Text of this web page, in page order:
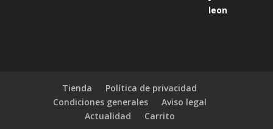
Tienda
Política de privacidad
Condiciones generales
Aviso legal
Actualidad
Carrito